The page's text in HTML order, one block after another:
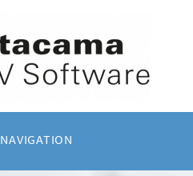
NAVIGATION